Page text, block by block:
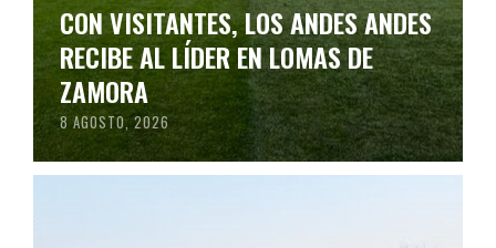
CON VISITANTES, LOS ANDES ANDES
RECIBE AL LÍDER EN LOMAS DE
ZAMORA
8 AGOSTO, 2026